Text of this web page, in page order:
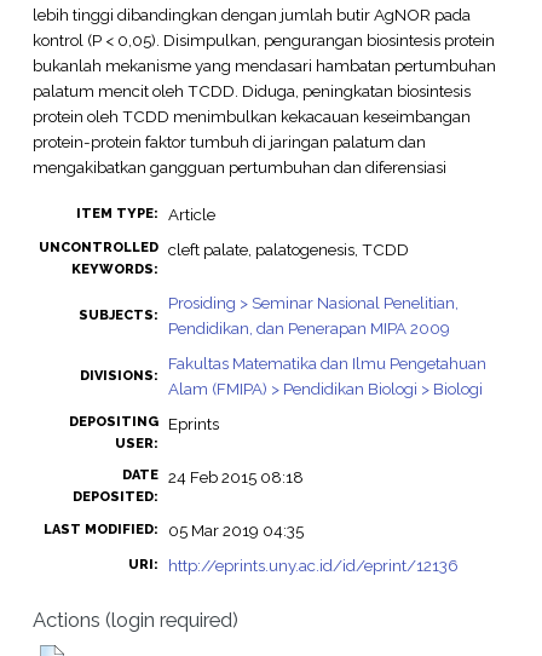
lebih tinggi dibandingkan dengan jumlah butir AgNOR pada
kontrol (P < 0,05). Disimpulkan, pengurangan biosintesis protein
bukanlah mekanisme yang mendasari hambatan pertumbuhan
palatum mencit oleh TCDD. Diduga, peningkatan biosintesis
protein oleh TCDD menimbulkan kekacauan keseimbangan
protein-protein faktor tumbuh di jaringan palatum dan
mengakibatkan gangguan pertumbuhan dan diferensiasi
ITEM TYPE: Article
UNCONTROLLED
KEYWORDS:
cleft palate, palatogenesis, TCDD
SUBJECTS:
Prosiding > Seminar Nasional Penelitian,
Pendidikan, dan Penerapan MIPA 2009
DIVISIONS:
Fakultas Matematika dan Ilmu Pengetahuan
Alam (FMIPA) > Pendidikan Biologi > Biologi
DEPOSITING
USER:
Eprints
DATE
DEPOSITED:
24 Feb 2015 08:18
LAST MODIFIED: 05 Mar 2019 04:35
URI: http://eprints.uny.ac.id/id/eprint/12136
Actions (login required)